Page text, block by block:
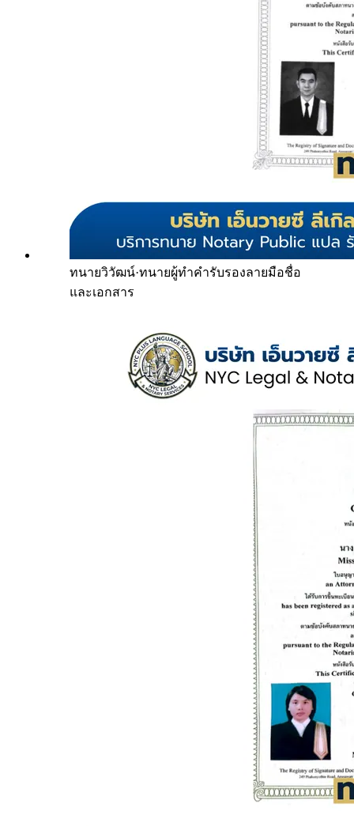
ทนายวิวัฒน์·ทนายผู้ทำคำรับรองลายมือชื่อ
และเอกสาร